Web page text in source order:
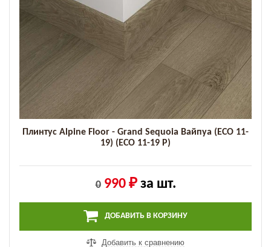
Плинтус Alpine Floor - Grand Sequoia Вайпуа (ECO 11-
19) (ECO 11-19 P)
0 990 ₽за шт.
ДОБАВИТЬ В КОРЗИНУ
Добавить к сравнению